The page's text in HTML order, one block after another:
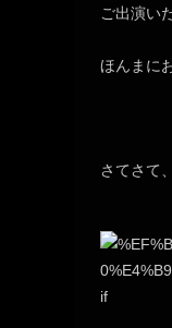
ご出演い
ほんまに
さてさて